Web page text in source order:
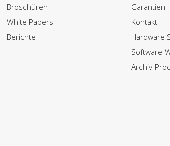
Broschüren
White Papers
Berichte
Garantien
Kontakt
Hardware
Software-
Archiv-